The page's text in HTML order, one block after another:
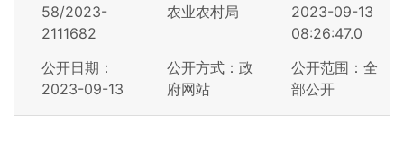
58/2023-
2111682
农业农村局
2023-09-13
08:26:47.0
公开日期：
2023-09-13
公开方式：政
府网站
公开范围：全
部公开